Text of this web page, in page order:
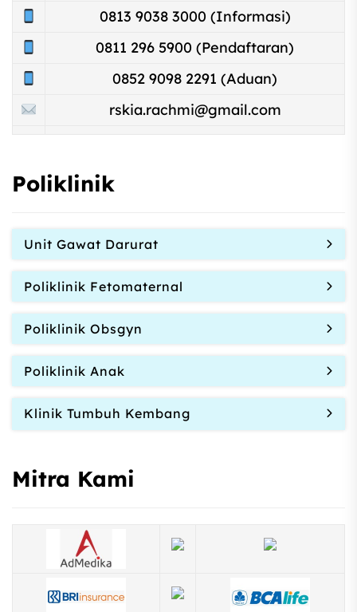
0813 9038 3000 (Informasi)
0811 296 5900 (Pendaftaran)
0852 9098 2291 (Aduan)
rskia.rachmi@gmail.com
Poliklinik
Unit Gawat Darurat
Poliklinik Fetomaternal
Poliklinik Obsgyn
Poliklinik Anak
Klinik Tumbuh Kembang
Mitra Kami